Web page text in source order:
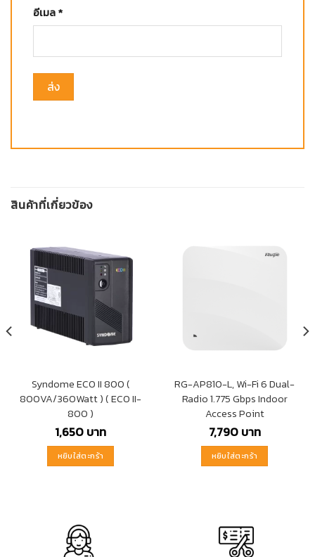
อีเมล*
สินค้าที่เกี่ยวข้อง
Syndome ECO II 800 (
800VA/360Watt ) ( ECO II-
800 )
1,650บาท
หยิบใส่ตะกร้า
RG-AP810-L, Wi-Fi 6 Dual-
Radio 1.775 Gbps Indoor
Access Point
7,790บาท
หยิบใส่ตะกร้า